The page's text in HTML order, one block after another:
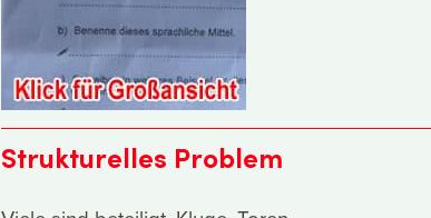
Strukturelles Problem